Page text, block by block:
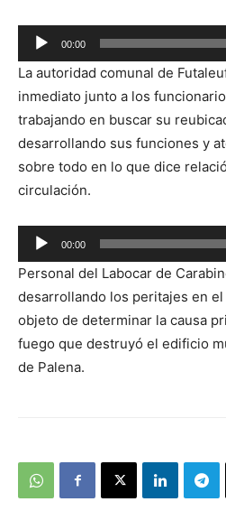
Reproductor
de
audio
00:00
La autoridad comunal de
inmediato junto a los
trabajando en buscar su
desarrollando sus funciones y
sobre todo en lo que dice
circulación.
Reproductor
de
audio
00:00
Personal del Labocar de
desarrollando los peritajes en
objeto de determinar la causa
fuego que destruyó el edificio
de Palena.